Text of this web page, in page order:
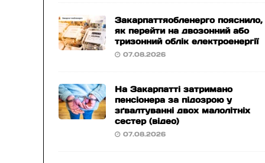
Закарпаттяобленерго пояснило,
як перейти на двозонний або
тризонний облік електроенергії
07.08.2026
На Закарпатті затримано
пенсіонера за підозрою у
зґвалтуванні двох малолітніх
сестер (відео)
07.08.2026